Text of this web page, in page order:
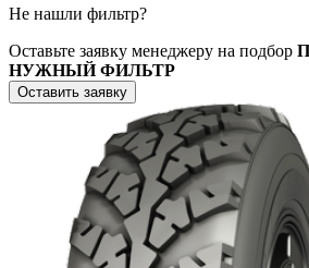
Не нашли фильтр?
Оставьте заявку менеджеру на подбор
НУЖНЫЙ ФИЛЬТР
Оставить заявку